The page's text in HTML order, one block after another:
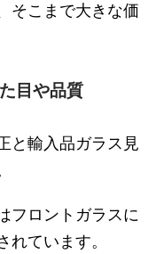
そこまで大きな価
目や品質
と輸入品ガラス見
フロントガラスに
れています。